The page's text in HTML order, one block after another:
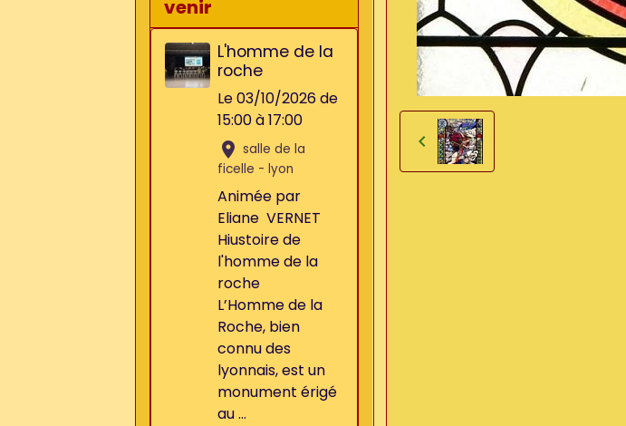
venir
L'homme de la
roche
Le 03/10/2026de
15:00à 17:00
salle de la
ficelle - lyon
Animée par
Eliane VERNET
Hiustoire de
l'homme de la
roche
L’Homme de la
Roche, bien
connu des
lyonnais, est un
monument érigé
au ...